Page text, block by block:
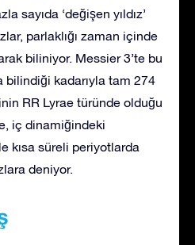
sayıda ‘değişen yıldız’
parlaklığı zaman içinde
biliniyor. Messier 3’te bu
bilindiği kadarıyla tam 274
RR Lyrae türünde olduğu
iç dinamiğindeki
kısa süreli periyotlarda
deniyor.